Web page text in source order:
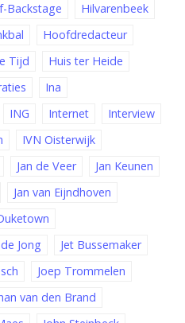
Backstage
Hilvarenbeek
Hoofdredacteur
Tijd
Huis ter Heide
Ina
ING Internet
Interview
IVN Oisterwijk
Jan de Veer
Jan Keunen
Jan van Eijndhoven
Jong
Jet Bussemaker
Joep Trommelen
van den Brand